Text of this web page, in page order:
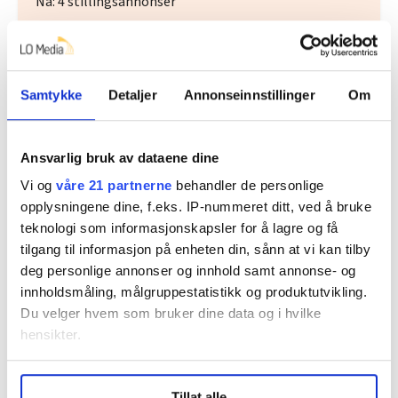
Samtykke Detaljer Annonseinnstillinger Om
Ansvarlig bruk av dataene dine
Vi og våre 21 partnerne behandler de personlige
opplysningene dine, f.eks. IP-nummeret ditt, ved å bruke
teknologi som informasjonskapsler for å lagre og få
tilgang til informasjon på enheten din, sånn at vi kan tilby
deg personlige annonser og innhold samt annonse- og
innholdsmåling, målgruppestatistikk og produktutvikling.
Du velger hvem som bruker dine data og i hvilke
hensikter.
Undermer infokan du lese om hvordan dine personlige
Regionleder Region Indre Øst
Fellesforbundet
Moelv